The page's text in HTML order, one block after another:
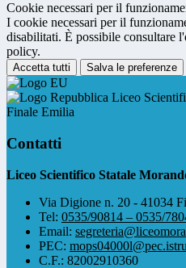
Cookie necessari per il
I cookie necessari per il
disabilitati. È possibile consultare
policy.
Accetta tutti Salva le preferenze
Liceo
Finale Emilia
Contatti
Liceo Scientifico Statale
Via Digione n. 20 - 41034
Tel: 0535/90814 – 0535/
Email:
PEC:
C.F.: 82002910360